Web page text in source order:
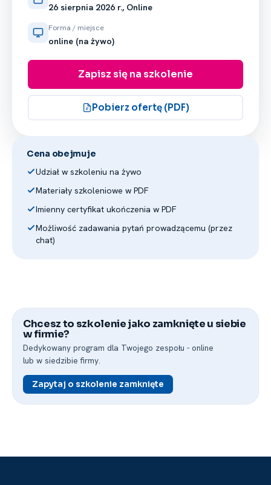
26 sierpnia 2026 r., Online
Forma / miejsce
online (na żywo)
Zapisz się na szkolenie
Pobierz ofertę (PDF)
Cena obejmuje
Udział w szkoleniu na żywo
Materiały szkoleniowe w PDF
Imienny certyfikat ukończenia w PDF
Możliwość zadawania pytań prowadzącemu (przez
chat)
Chcesz to szkolenie jako zamknięte u siebie
w firmie?
Dedykowany program dla Twojego zespołu -⁠ online
lub w siedzibie firmy.
Zapytaj o szkolenie zamknięte